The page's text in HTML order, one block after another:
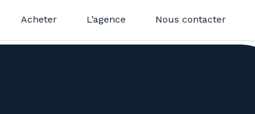
Acheter L’agence Nous contacter